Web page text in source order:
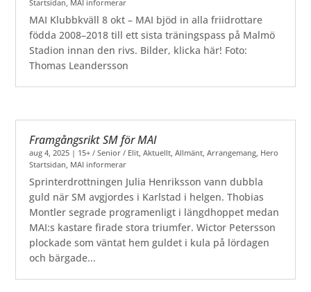
Startsidan, MAI informerar
MAI Klubbkväll 8 okt – MAI bjöd in alla friidrottare
födda 2008–2018 till ett sista träningspass på Malmö
Stadion innan den rivs. Bilder, klicka här! Foto:
Thomas Leandersson
Framgångsrikt SM för MAI
aug 4, 2025 | 15+ / Senior / Elit ,Aktuellt ,Allmänt ,Arrangemang Hero
Startsidan MAI informerar
Sprinterdrottningen Julia Henriksson vann dubbla
guld när SM avgjordes i Karlstad i helgen. Thobias
Montler segrade programenligt i längdhoppet medan
MAI:s kastare firade stora triumfer. Wictor Petersson
plockade som väntat hem guldet i kula på lördagen
och bärgade...